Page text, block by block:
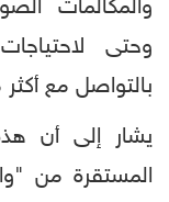
والمكالمات
وحتى
بالتواصل مع
يشار إلى أن
المستقرة من